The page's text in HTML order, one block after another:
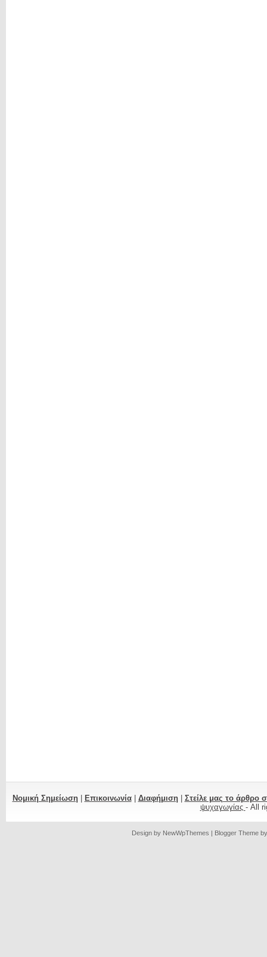
Νομική Σημείωση| Επικοινωνία| Διαφήμιση| Στείλε μας το άρθρο
ψυχαγωγίας - All
Design by NewWpThemes | Blogger Theme